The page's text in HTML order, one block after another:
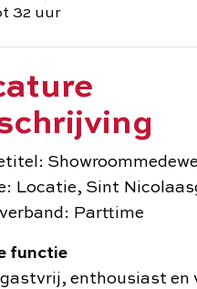
32 uur
Locatie, Sint
Parttime
functie
enthousiast en